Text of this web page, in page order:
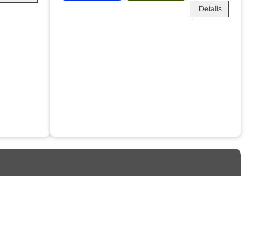
Details